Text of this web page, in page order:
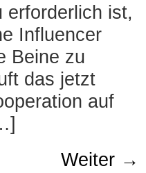
erforderlich ist,
Influencer
Beine zu
das jetzt
auf
Weiter →